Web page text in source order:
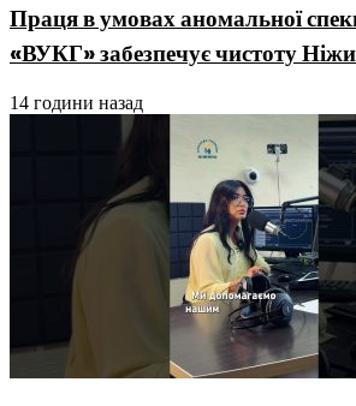
Праця в умовах аномальної
«ВУКГ» забезпечує чистоту
14 години назад